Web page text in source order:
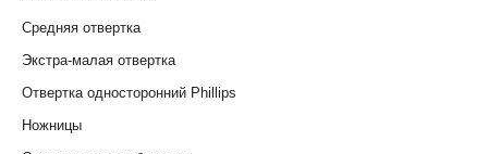
Средняя отвертка
Экстра-малая отвертка
Отвертка односторонний Phillips
Ножницы